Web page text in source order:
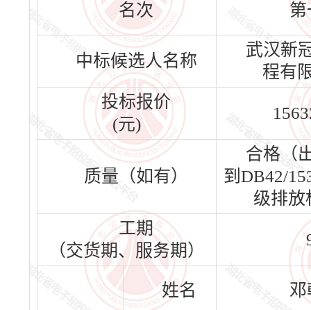
名次 第
中标候选人名称
武汉新
程有
投标报价
(元)
质量（如有）
合格（
到DB42/
级排放
工期
（交货期、服务期）
姓名